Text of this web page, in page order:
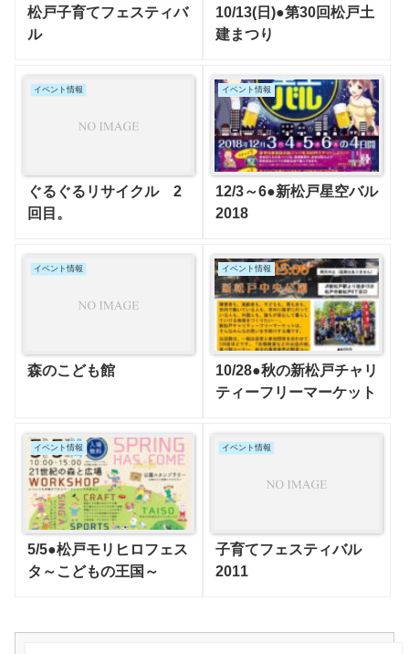
松戸子育てフェスティバ
ル
10/13(日)●第30回松戸土
建まつり
イベント情報
ぐるぐるリサイクル 2
回目。
イベント情報
12/3～6●新松戸星空バル
2018
イベント情報
森のこども館
イベント情報
10/28●秋の新松戸チャリ
ティーフリーマーケット
イベント情報
5/5●松戸モリヒロフェス
タ～こどもの王国～
イベント情報
子育てフェスティバル
2011